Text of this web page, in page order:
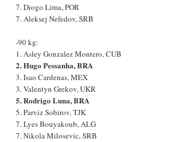
7. Diogo Lima, POR
7. Aleksej Nefedov, SRB
-90 kg:
1. Asley Gonzalez Montero, CUB
2. Hugo Pessanha, BRA
3. Isao Cardenas, MEX
3. Valentyn Grekov, UKR
5. Rodrigo Luna, BRA
5. Parviz Sobirov, TJK
7. Lyes Bouyakoub, ALG
7. Nikola Milosevic, SRB